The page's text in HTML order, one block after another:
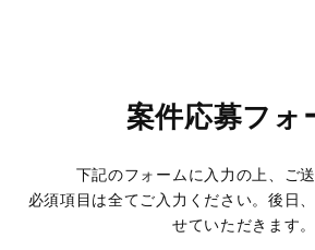
案件応募フォ
下記のフォームに入力の上、ご送
必須項目は全てご入力ください。後日
せていただきます。